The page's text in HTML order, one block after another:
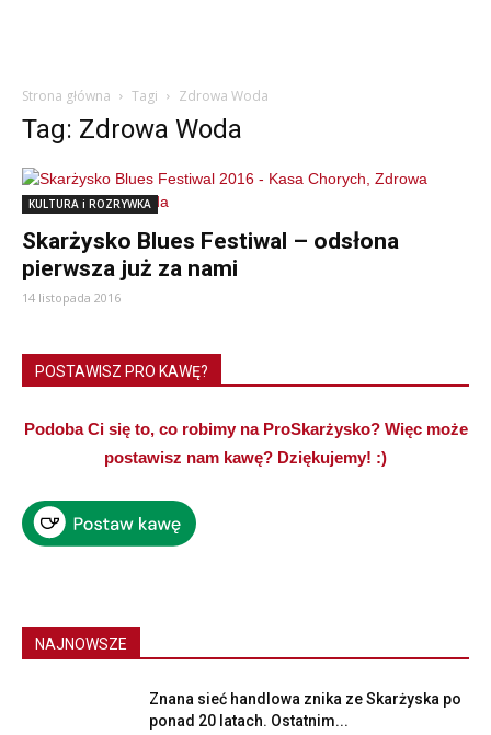
Strona główna Tagi Zdrowa Woda
Tag: Zdrowa Woda
KULTURA i ROZRYWKA
Skarżysko Blues Festiwal – odsłona
pierwsza już za nami
14 listopada 2016
POSTAWISZ PRO KAWĘ?
Podoba Ci się to, co robimy na ProSkarżysko? Więc może
postawisz nam kawę? Dziękujemy! :)
NAJNOWSZE
Znana sieć handlowa znika ze Skarżyska po
ponad 20 latach. Ostatnim...